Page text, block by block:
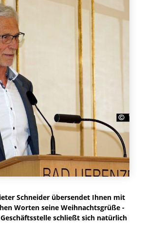
Schneider übersendet Ihnen mit
Worten seine Weihnachtsgrüße -
schließt sich natürlich